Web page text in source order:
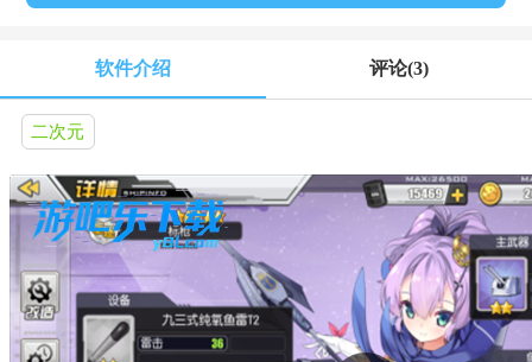
软件介绍 评论(3)
二次元